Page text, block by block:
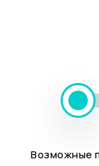
Возможные